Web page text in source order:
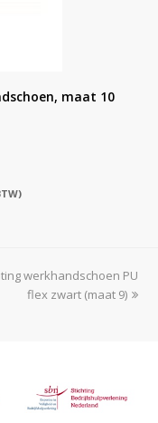
maat 10
werkhandschoen PU
flex zwart (maat 9)